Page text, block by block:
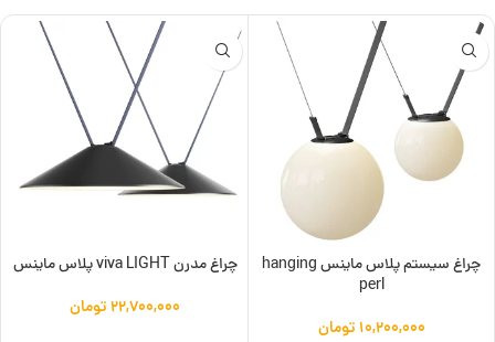
چراغ سیستم پلاس ماینس hanging
perl
۱۰,۲۰۰,۰۰۰ تومان
چراغ مدرن viva LIGHT پلاس ماینس
۲۲,۷۰۰,۰۰۰تومان